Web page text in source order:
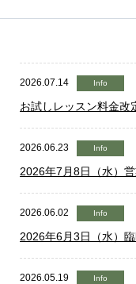
2026.07.14 Info
お試しレッスン料金改
2026.06.23 Info
2026年7月8日（水）
2026.06.02 Info
2026年6月3日（水）
2026.05.19 Info